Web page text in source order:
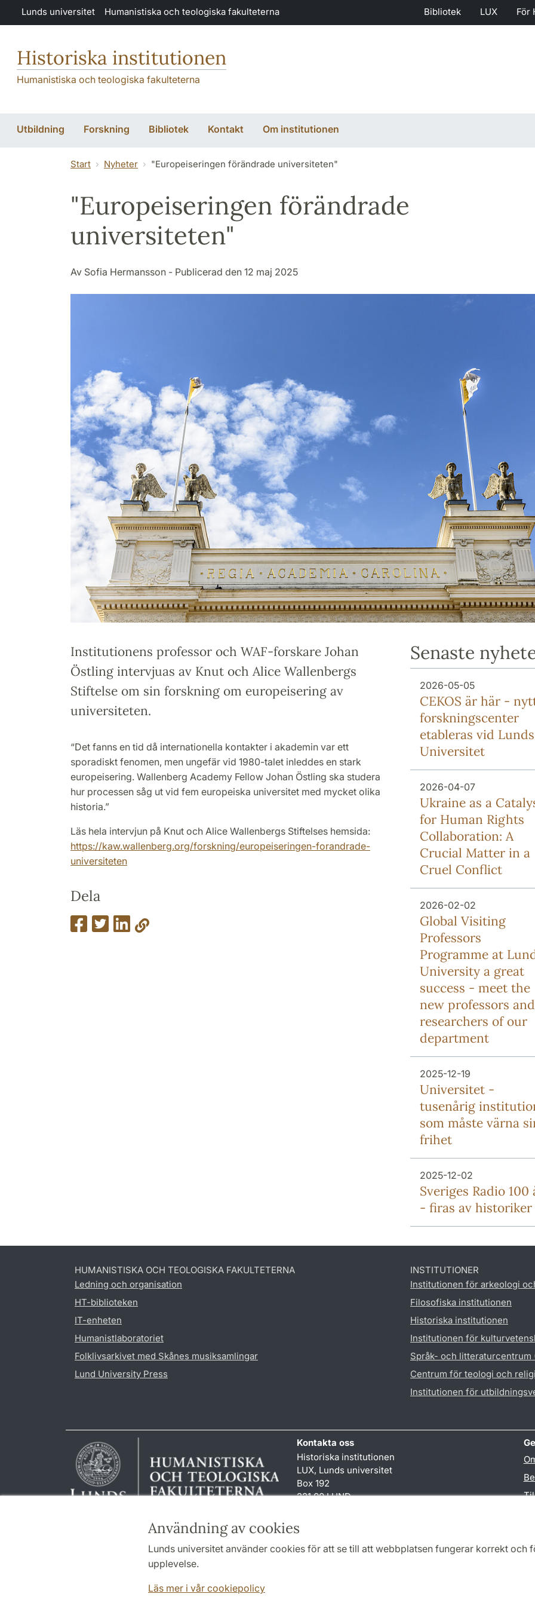
Hoppa till huvudinnehåll
Användning av cookies
Lunds universitet använder cookies för att se till att webbplatsen fungerar korrekt och
upplevelse.
Läs mer i vår cookiepolicy
Lunds universitet Humanistiska och teologiska fakulteterna Bibliotek LUX För
Historiska institutionen
Humanistiska och teologiska fakulteterna
Utbildning Forskning Bibliotek Kontakt Om institutionen
Start Nyheter "Europeiseringen förändrade universiteten"
"Europeiseringen förändrade
universiteten"
Av Sofia Hermansson - Publicerad den 12 maj 2025
Institutionens professor och WAF-forskare Johan
Östling intervjuas av Knut och Alice Wallenbergs
Stiftelse om sin forskning om europeisering av
universiteten.
“Det fanns en tid då internationella kontakter i akademin var ett
sporadiskt fenomen, men ungefär vid 1980-talet inleddes en stark
europeisering. Wallenberg Academy Fellow Johan Östling ska studera
hur processen såg ut vid fem europeiska universitet med mycket olika
historia.”
Läs hela intervjun på Knut och Alice Wallenbergs Stiftelses hemsida:
https://kaw.wallenberg.org/forskning/europeiseringen-forandrade-
universiteten
Dela
Senaste
2026-05-05
CEKOS är här -
forskningscenter
etableras vid Lunds
Universitet
2026-04-07
Ukraine as a
for Human Rights
Collaboration: A
Crucial Matter in a
Cruel Conflict
2026-02-02
Global Visiting
Professors
Programme at
University a great
success - meet the
new professors and
researchers of our
department
2025-12-19
Universitet -
tusenårig
som måste värna
frihet
2025-12-02
Sveriges Radio 100
- firas av historiker
HUMANISTISKA OCH TEOLOGISKA FAKULTETERNA
Ledning och organisation
HT-biblioteken
IT-enheten
Humanistlaboratoriet
Folklivsarkivet med Skånes musiksamlingar
Lund University Press
INSTITUTIONER
Institutionen för arkeologi
Filosofiska institutionen
Historiska institutionen
Institutionen för
Språk- och litteraturcentrum
Centrum för teologi och
Institutionen för
Kontakta oss
Historiska institutionen
LUX, Lunds universitet
Box 192
221 00 LUND
hist